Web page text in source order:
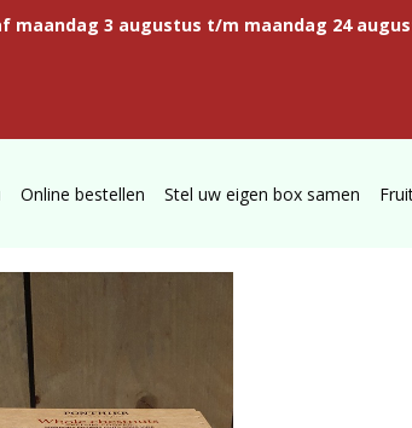
maandag 3 augustus t/m maandag 24
Online bestellen Stel uw eigen box samen